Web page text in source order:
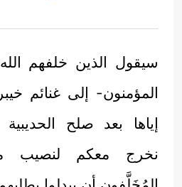
سيقول الذين خلفهم الله
المؤمنون- إلى غنائم
إياها بعد صلح الحديبية
نخرج معكم لنصيب